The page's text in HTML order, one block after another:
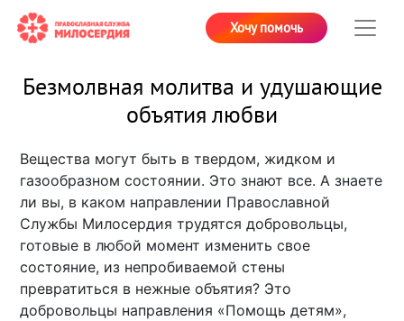
Хочу помочь
Безмолвная молитва и удушающие
объятия любви
Вещества могут быть в твердом, жидком и
газообразном состоянии. Это знают все. А знаете
ли вы, в каком направлении Православной
Службы Милосердия трудятся добровольцы,
готовые в любой момент изменить свое
состояние, из непробиваемой стены
превратиться в нежные объятия? Это
добровольцы направления «Помощь детям»,